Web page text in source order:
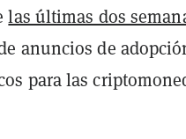
las últimas dos
anuncios de
para las